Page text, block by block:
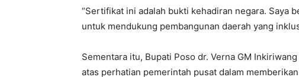
“Sertifikat ini adalah bukti kehadiran negara. Saya
untuk mendukung pembangunan daerah yang
Sementara itu, Bupati Poso dr. Verna GM
atas perhatian pemerintah pusat dalam